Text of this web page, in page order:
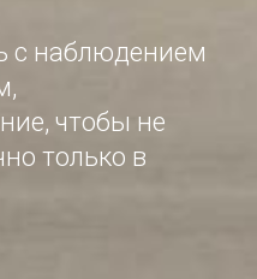
с наблюдением
чтобы не
только в